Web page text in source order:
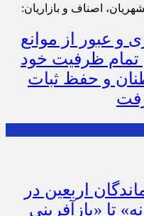
اصناف و بازاریان:
و عبور از موانع
تمام ظرفیت خود
و حفظ ثبات
اربعین در
تا «بازآفرینی